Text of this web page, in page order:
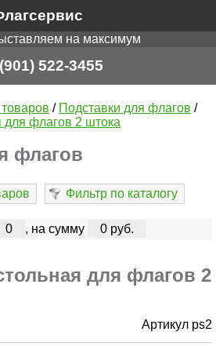
на максимум
522-3455
товаров / Подставки для флагов /
для флагов 2 штока
флагов
Фильтр по каталогу
0 , на сумму 0 руб.
для флагов 2
Артикул ps2